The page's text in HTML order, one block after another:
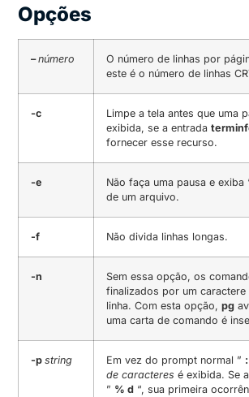
Opções
–número
O número de linhas por
este é o número de linhas
-c
Limpe a tela antes que uma
exibida, se a entrada
fornecer esse recurso.
-e
Não faça uma pausa e exiba
de um arquivo.
-f Não divida linhas longas.
-n
Sem essa opção, os
finalizados por um caractere
linha. Com esta opção,pg
uma carta de comando é
-pstring Em vez do prompt normal ” :
de caracteres é exibida. Se
” % d “, sua primeira